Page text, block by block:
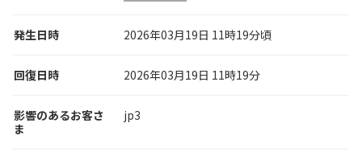
発生日時 2026年03月19日 11時19分頃
回復日時 2026年03月19日 11時19分
影響のあるお客さ
ま
jp3